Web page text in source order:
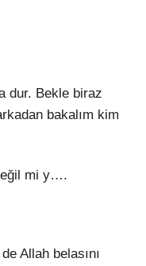
dur. Bekle biraz
bakalım kim
mi y….
Allah belasını